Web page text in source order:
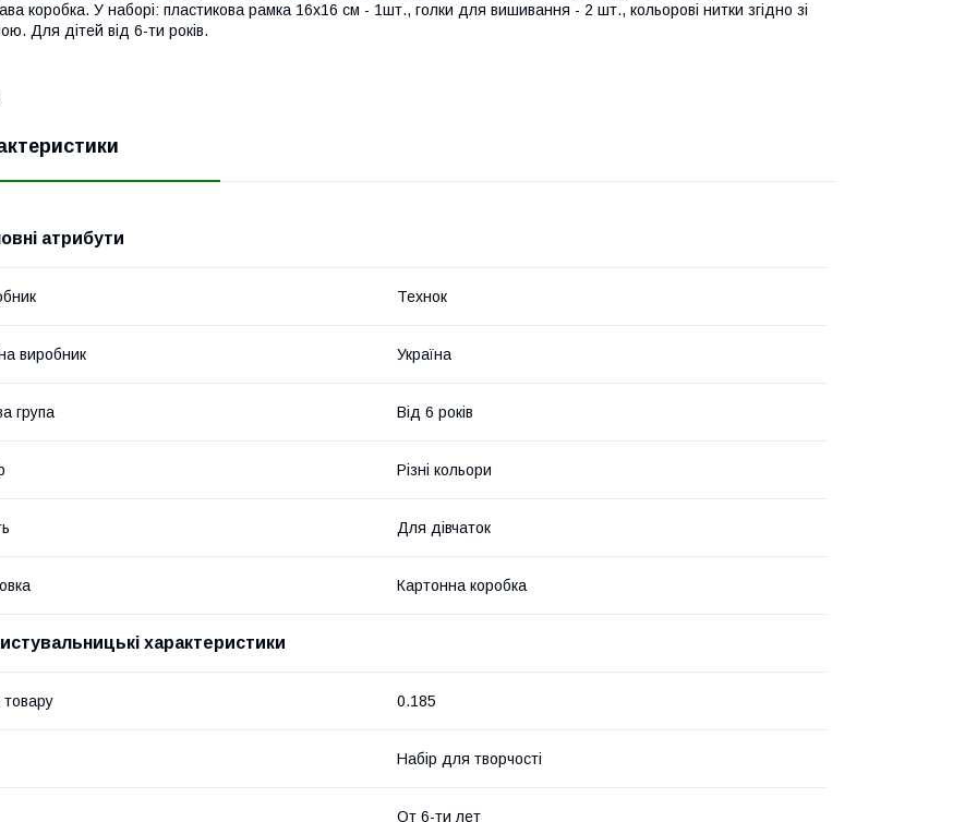
коробка. У наборі: пластикова рамка 16х16 см - 1шт., голки для вишивання - 2 шт., кольорові нитки згідно зі
Для дітей від 6-ти років.
атрибути
Технок
виробник Україна
група Від 6 років
Різні кольори
Для дівчаток
Картонна коробка
характеристики
товару 0.185
Набір для творчості
От 6-ти лет